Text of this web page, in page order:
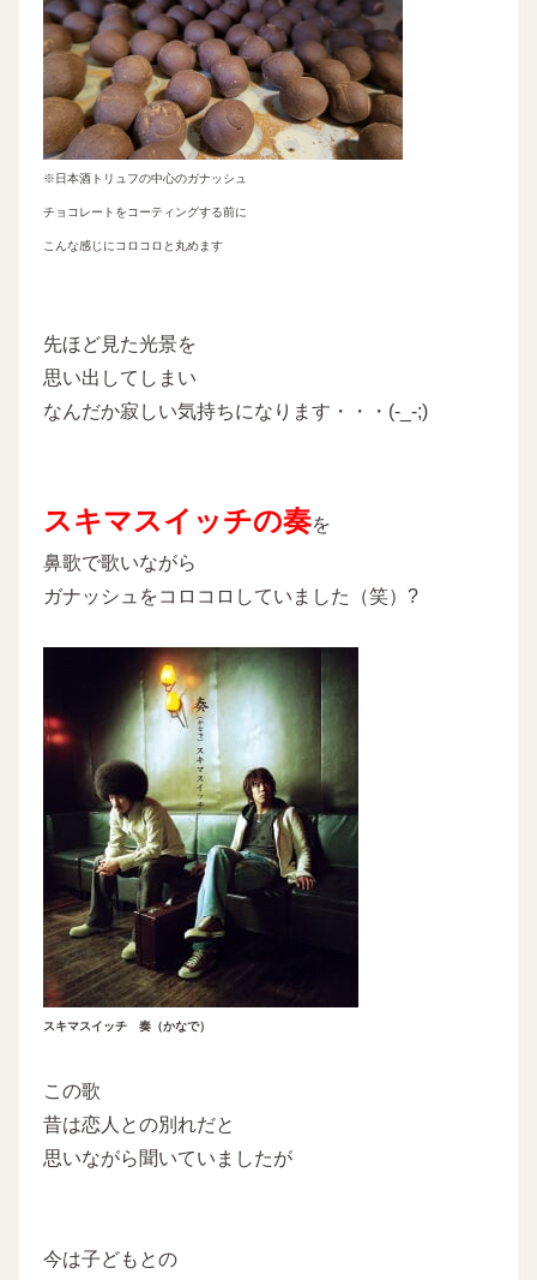
※日本酒トリュフの中心のガナッシュ
チョコレートをコーティングする前に
こんな感じにコロコロと丸めます
先ほど見た光景を
思い出してしまい
なんだか寂しい気持ちになります・・・(-_-;)
スキマスイッチの奏を
鼻歌で歌いながら
ガナッシュをコロコロしていました（笑）?
スキマスイッチ 奏（かなで）
この歌
昔は恋人との別れだと
思いながら聞いていましたが
今は子どもとの